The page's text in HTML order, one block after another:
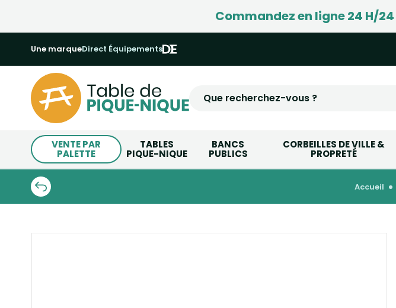
Commandez en ligne 24 H/
Une marqueDirect Équipements
VENTE PAR
PALETTE
TABLES
PIQUE-NIQUE
BANCS
PUBLICS
CORBEILLES DE VILLE &
PROPRETÉ
accueil